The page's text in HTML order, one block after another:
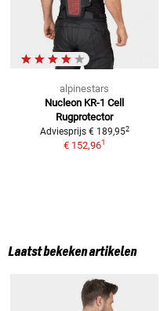
alpinestars
Nucleon KR-1 Cell
Rugprotector
Adviesprijs € 189,952
€ 152,961
Laatst bekeken artikelen